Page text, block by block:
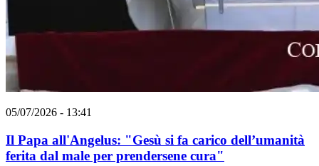
05/07/2026 - 13:41
Il Papa all'Angelus: "Gesù si fa carico dell’umanità
ferita dal male per prendersene cura"